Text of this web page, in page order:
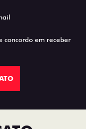
concordo em receber